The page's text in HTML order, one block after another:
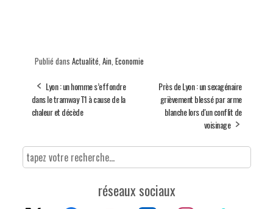
Publié dans Actualité Ain Economie
Lyon : un homme s’effondre
dans le tramway T1 à cause de la
chaleur et décède
Près de Lyon : un sexagénaire
grièvement blessé par arme
blanche lors d'un conflit de
voisinage
réseaux sociaux